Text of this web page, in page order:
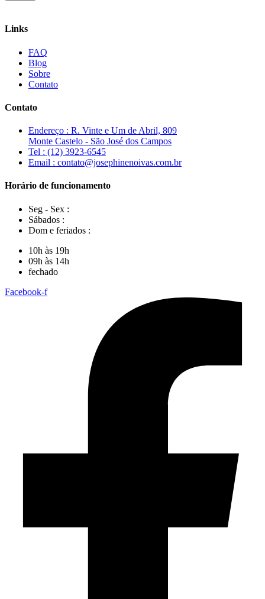
Links
FAQ
Blog
Sobre
Contato
Contato
Endereço : R. Vinte e Um de Abril, 809
Monte Castelo - São José dos Campos
Tel : (12) 3923-6545
Email : contato@josephinenoivas.com.br
Horário de funcionamento
Seg - Sex :
Sábados :
Dom e feriados :
10h às 19h
09h às 14h
fechado
Facebook-f